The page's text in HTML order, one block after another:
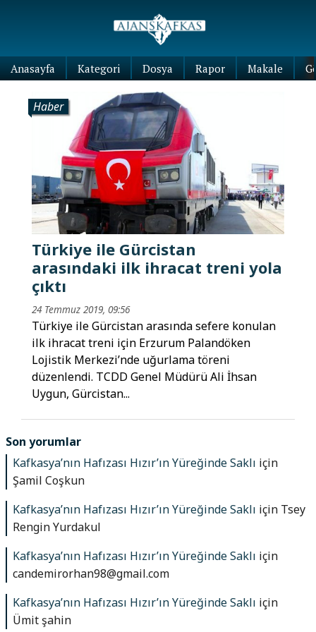
Anasayfa Kategori Dosya Rapor Makale
Haber
Türkiye ile Gürcistan
arasındaki ilk ihracat treni yola
çıktı
24 Temmuz 2019, 09:56
Türkiye ile Gürcistan arasında sefere konulan
ilk ihracat treni için Erzurum Palandöken
Lojistik Merkezi’nde uğurlama töreni
düzenlendi. TCDD Genel Müdürü Ali İhsan
Uygun, Gürcistan...
Son yorumlar
Kafkasya’nın Hafızası Hızır’ın Yüreğinde Saklı için
Şamil Coşkun
Kafkasya’nın Hafızası Hızır’ın Yüreğinde Saklı için Tsey
Rengin Yurdakul
Kafkasya’nın Hafızası Hızır’ın Yüreğinde Saklı için
candemirorhan98@gmail.com
Kafkasya’nın Hafızası Hızır’ın Yüreğinde Saklı için
Ümit şahin